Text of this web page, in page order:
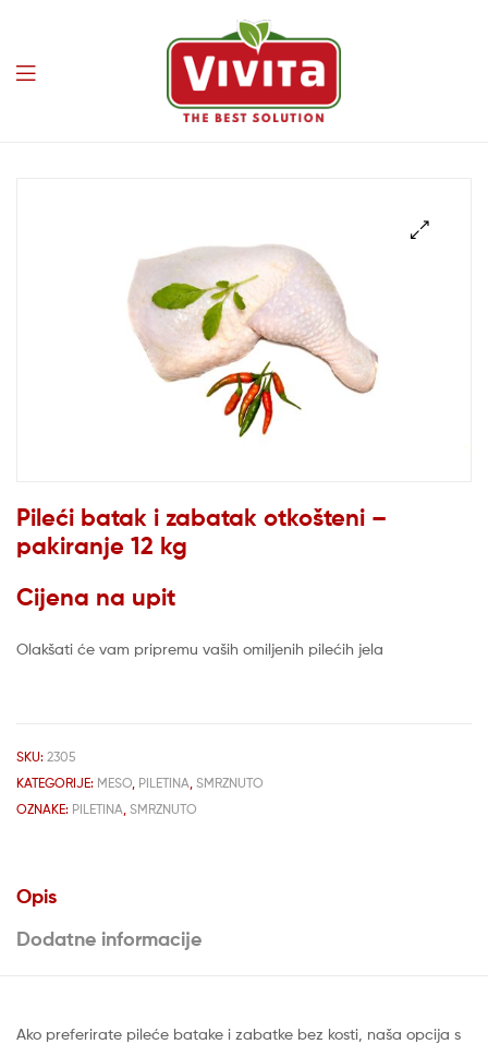
Pileći batak i zabatak otkošteni –
pakiranje 12 kg
Cijena na upit
Olakšati će vam pripremu vaših omiljenih pilećih jela
SKU: 2305
KATEGORIJE: MESO, PILETINA, SMRZNUTO
OZNAKE: PILETINA, SMRZNUTO
Opis
Dodatne informacije
Ako preferirate pileće batake i zabatke bez kosti, naša opcija s